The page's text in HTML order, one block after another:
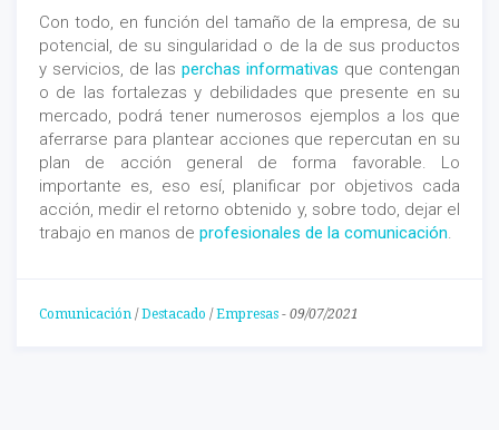
Con todo, en función del tamaño de la empresa, de su
potencial, de su singularidad o de la de sus productos
y servicios, de las perchas informativas que contengan
o de las fortalezas y debilidades que presente en su
mercado, podrá tener numerosos ejemplos a los que
aferrarse para plantear acciones que repercutan en su
plan de acción general de forma favorable. Lo
importante es, eso esí, planificar por objetivos cada
acción, medir el retorno obtenido y, sobre todo, dejar el
trabajo en manos de profesionales de la comunicación.
Comunicación / Destacado / Empresas - 09/07/2021